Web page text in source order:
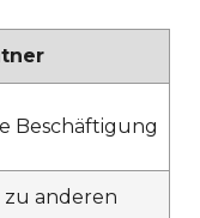
Beschäftigung
zu anderen